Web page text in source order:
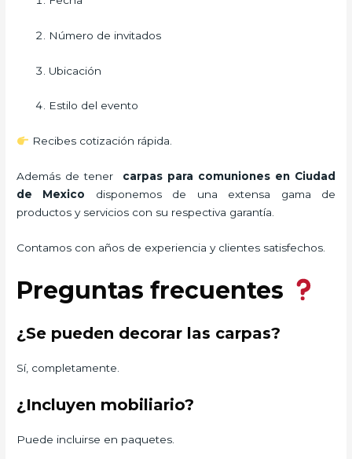
Número de invitados
Ubicación
Estilo del evento
Recibes cotización rápida.
Además de tener carpas para comuniones en Ciudad
de Mexico disponemos de una extensa gama de
productos y servicios con su respectiva garantía.
Contamos con años de experiencia y clientes satisfechos.
Preguntas frecuentes
¿Se pueden decorar las carpas?
Sí, completamente.
¿Incluyen mobiliario?
Puede incluirse en paquetes.